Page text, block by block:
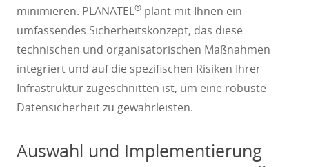
minimieren. PLANATEL® plant mit Ihnen ein
umfassendes Sicherheitskonzept, das diese
technischen und organisatorischen Maßnahmen
integriert und auf die spezifischen Risiken Ihrer
Infrastruktur zugeschnitten ist, um eine robuste
Datensicherheit zu gewährleisten.
Auswahl und Implementierung